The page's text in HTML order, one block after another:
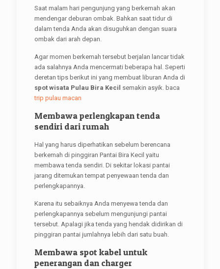
Saat malam hari pengunjung yang berkemah akan
mendengar deburan ombak. Bahkan saat tidur di
dalam tenda Anda akan disuguhkan dengan suara
ombak dari arah depan.
Agar momen berkemah tersebut berjalan lancar tidak
ada salahnya Anda mencermati beberapa hal. Seperti
deretan tips berikut ini yang membuat liburan Anda di
spot wisata Pulau Bira Kecil semakin asyik. baca
trip pulau macan
Membawa perlengkapan tenda
sendiri dari rumah
Hal yang harus diperhatikan sebelum berencana
berkemah di pinggiran Pantai Bira Kecil yaitu
membawa tenda sendiri. Di sekitar lokasi pantai
jarang ditemukan tempat penyewaan tenda dan
perlengkapannya.
Karena itu sebaiknya Anda menyewa tenda dan
perlengkapannya sebelum mengunjungi pantai
tersebut. Apalagi jika tenda yang hendak didirikan di
pinggiran pantai jumlahnya lebih dari satu buah.
Membawa spot kabel untuk
penerangan dan charger